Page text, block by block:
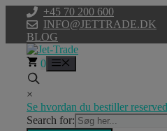
indhold
+45 70 200 600
INFO@JETTRADE.DK
BLOG
0
×
Se hvordan du bestiller
Search for: